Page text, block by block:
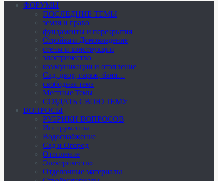
ФОРУМЫ
ПОСЛЕДНИЕ ТЕМЫ
земля и право
фундаменты и перекрытия
Стройка и Домовладение
стены и конструкции
электричество
коммуникации и отопление
Cад, двор, гараж, баня…
свободная тема
Местные Темы
СОЗДАТЬ СВОЮ ТЕМУ
ВОПРОСЫ
РУБРИКИ ВОПРОСОВ
Инструменты
Водоснабжение
Сад и Огород
Отопление
Электричество
Отделочные материалы